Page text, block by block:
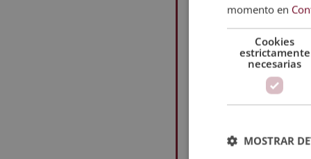
momento en
Cookies
estrictamente
necesarias
MOSTRAR